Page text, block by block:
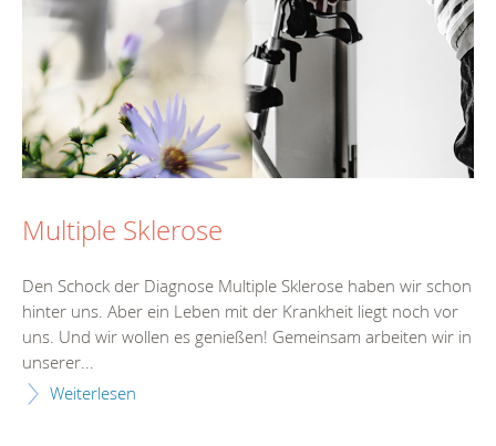
Multiple Sklerose
Den Schock der Diagnose Multiple Sklerose haben wir schon
hinter uns. Aber ein Leben mit der Krankheit liegt noch vor
uns. Und wir wollen es genießen! Gemeinsam arbeiten wir in
unserer...
Weiterlesen